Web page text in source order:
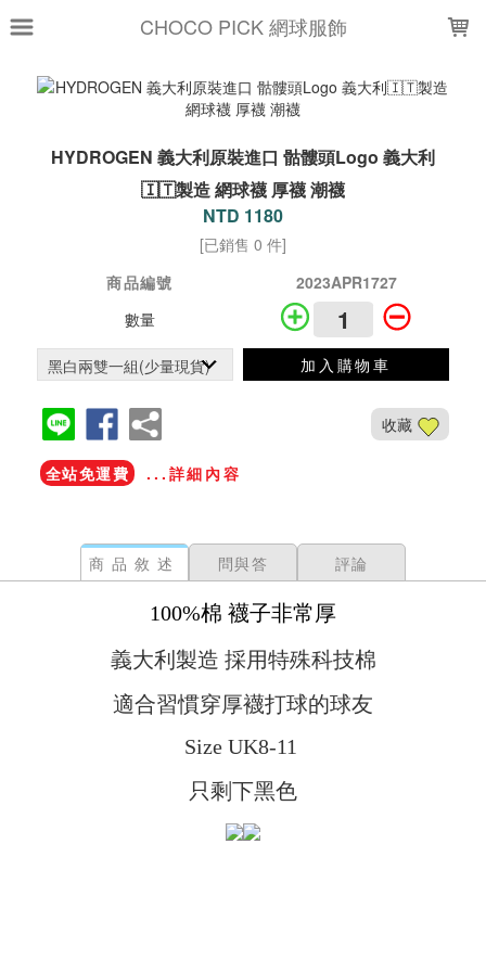
CHOCO PICK 網球服飾
HYDROGEN 義大利原裝進口 骷髏頭Logo 義大利
🇮🇹製造 網球襪 厚襪 潮襪
NTD 1180
[已銷售 0 件]
商品編號
2023APR1727
數量
加入購物車
收藏
全站免運費 ...詳細內容
商品敘述 問與答 評論